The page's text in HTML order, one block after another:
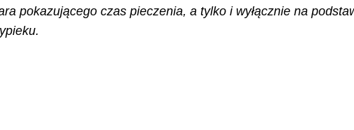
pokazującego czas pieczenia, a tylko i wyłącznie na